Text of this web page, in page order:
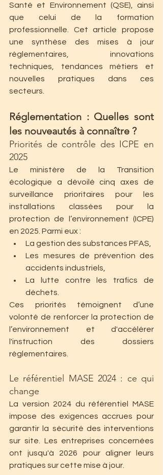
Santé et Environnement (QSE), ainsi
que celui de la formation
professionnelle. Cet article propose
une synthèse des mises à jour
réglementaires, innovations
techniques, tendances métiers et
nouvelles pratiques dans ces
secteurs.
Réglementation : Quelles sont
les nouveautés à connaître ?
Priorités de contrôle des ICPE en
2025
Le ministère de la Transition
écologique a dévoilé cinq axes de
surveillance prioritaires pour les
installations classées pour la
protection de l’environnement (ICPE)
en 2025. Parmi eux :
La gestion des substances PFAS,
Les mesures de prévention des
accidents industriels,
La lutte contre les trafics de
déchets.
Ces priorités témoignent d’une
volonté de renforcer la protection de
l’environnement et d'accélérer
l'instruction des dossiers
réglementaires.
Le référentiel MASE 2024 : ce qui
change
La version 2024 du référentiel MASE
impose des exigences accrues pour
garantir la sécurité des interventions
sur site. Les entreprises concernées
ont jusqu'à 2026 pour aligner leurs
pratiques sur cette mise à jour.